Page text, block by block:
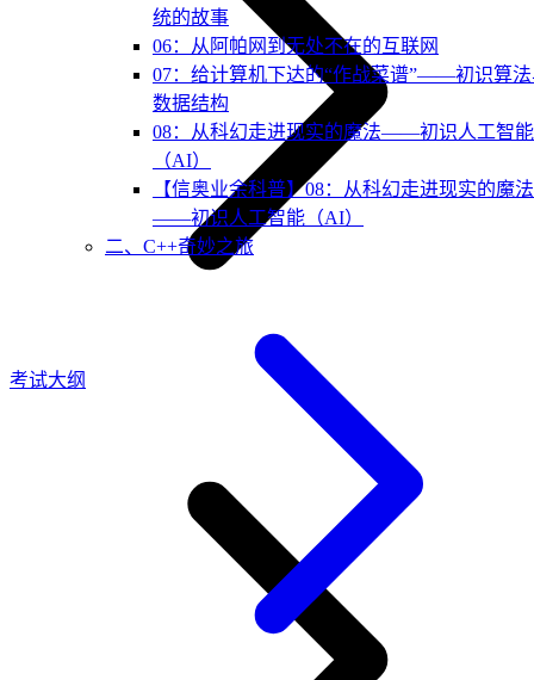
统的故事
06：从阿帕网到无处不在的互联网
07：给计算机下达的“作战菜谱”——初识算
数据结构
08：从科幻走进现实的魔法——初识人工智能
（AI）
【信奥业余科普】08：从科幻走进现实的魔法
——初识人工智能（AI）
二、C++奇妙之旅
考试大纲